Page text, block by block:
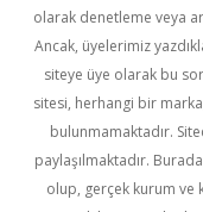
olarak denetleme veya
Ancak, üyelerimiz
siteye üye olarak bu
sitesi, herhangi bir
bulunmamaktadır.
paylaşılmaktadır.
olup, gerçek kurum ve